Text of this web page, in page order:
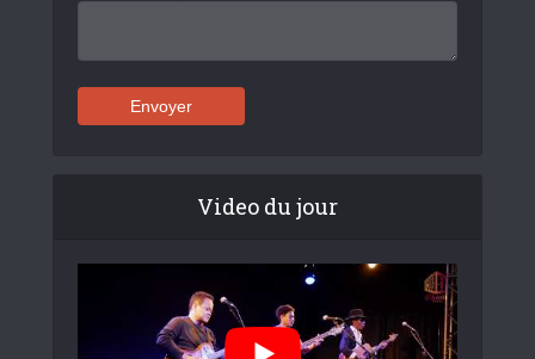
Video du jour